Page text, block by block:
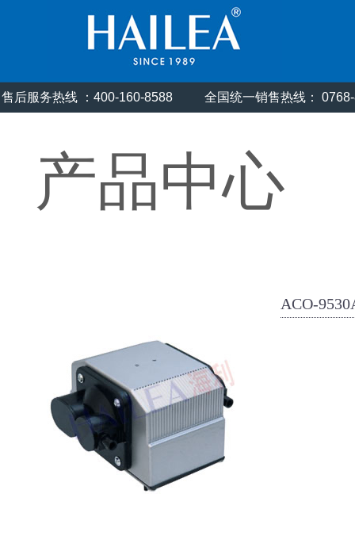
产品中心
ACO-
售后服务热线 ：400-160-8588 全国统一销售热线：